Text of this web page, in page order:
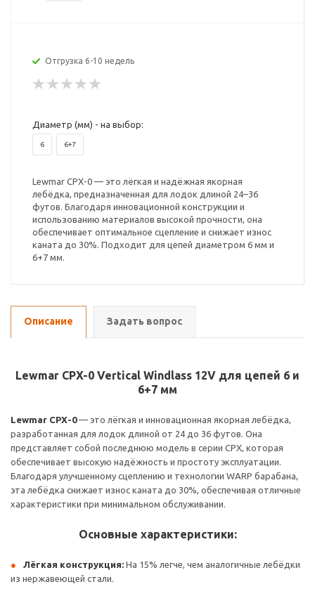
Отгрузка 6-10 недель
Диаметр (мм) - на выбор:
6 6+7
Lewmar CPX-0 — это лёгкая и надёжная якорная
лебёдка, предназначенная для лодок длиной 24–36
футов. Благодаря инновационной конструкции и
использованию материалов высокой прочности, она
обеспечивает оптимальное сцепление и снижает износ
каната до 30%. Подходит для цепей диаметром 6 мм и
6+7 мм.
Описание Задать вопрос
Lewmar CPX-0 Vertical Windlass 12V для цепей 6 и
6+7 мм
Lewmar CPX-0— это лёгкая и инновационная якорная лебёдка,
разработанная для лодок длиной от 24 до 36 футов. Она
представляет собой последнюю модель в серии CPX, которая
обеспечивает высокую надёжность и простоту эксплуатации.
Благодаря улучшенному сцеплению и технологии WARP барабана,
эта лебёдка снижает износ каната до 30%, обеспечивая отличные
характеристики при минимальном обслуживании.
Основные характеристики:
Лёгкая конструкция: На 15% легче, чем аналогичные лебёдки
из нержавеющей стали.